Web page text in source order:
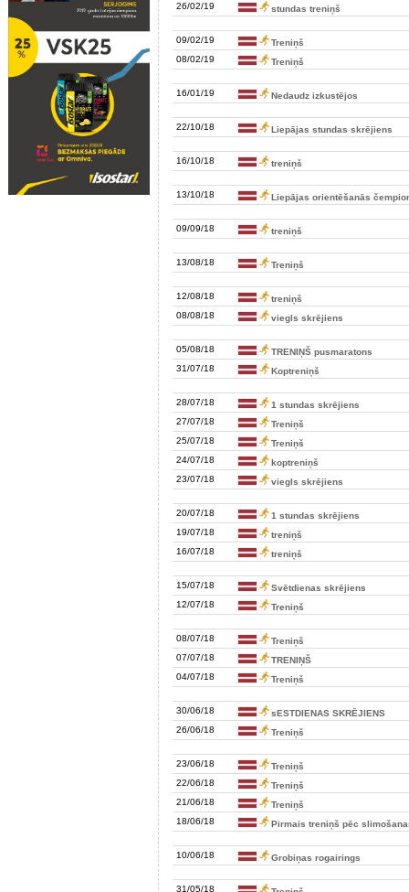
26/02/19 stundas treniņš
09/02/19
Treniņš
08/02/19
Treniņš
16/01/19 Nedaudz izkustējos
22/10/18 Liepājas stundas skrējiens
16/10/18 treniņš
13/10/18 Liepājas orientēšanās
09/09/18 treniņš
13/08/18 Treniņš
12/08/18
treniņš
08/08/18
viegls skrējiens
05/08/18
TRENIŅŠ pusmaratons
31/07/18
Koptreniņš
28/07/18
1 stundas skrējiens
27/07/18
Treniņš
25/07/18
Treniņš
24/07/18
koptreniņš
23/07/18
viegls skrējiens
20/07/18
1 stundas skrējiens
19/07/18
treniņš
16/07/18
treniņš
15/07/18
Svētdienas skrējiens
12/07/18
Treniņš
08/07/18
Treniņš
07/07/18
TRENIŅŠ
04/07/18
Treniņš
30/06/18
sESTDIENAS SKRĒJIENS
26/06/18
Treniņš
23/06/18
Treniņš
22/06/18
Treniņš
21/06/18
Treniņš
18/06/18
Pirmais treniņš pēc
10/06/18 Grobiņas rogairings
31/05/18